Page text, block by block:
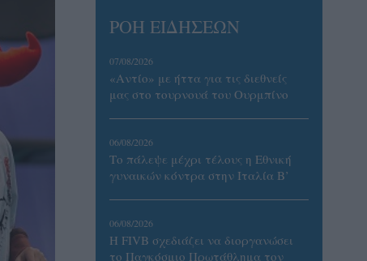
ΡΟΗ ΕΙΔΗΣΕΩΝ
07/08/2026
«Αντίο» με ήττα για τις διεθνείς
μας στο τουρνουά του Ουρμπίνο
06/08/2026
Το πάλεψε μέχρι τέλους η Εθνική
γυναικών κόντρα στην Ιταλία Β’
06/08/2026
Η FIVB σχεδιάζει να διοργανώσει
το Παγκόσμιο Πρωτάθλημα τον